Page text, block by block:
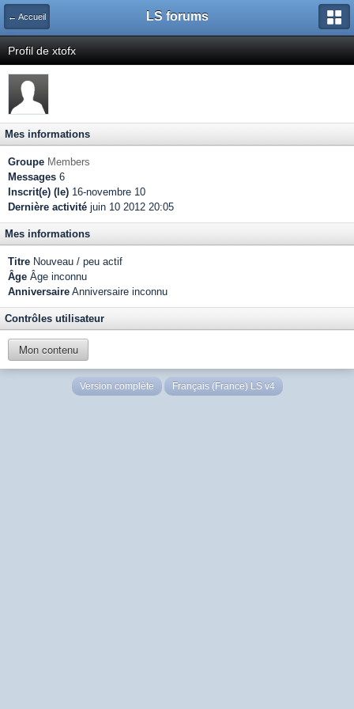
← Accueil LS forums
Profil de xtofx
Mes informations
Groupe Members
Messages 6
Inscrit(e) (le) 16-novembre 10
Dernière activité juin 10 2012 20:05
Mes informations
Titre Nouveau / peu actif
Âge Âge inconnu
Anniversaire Anniversaire inconnu
Contrôles utilisateur
Mon contenu
Version complète Français (France) LS v4